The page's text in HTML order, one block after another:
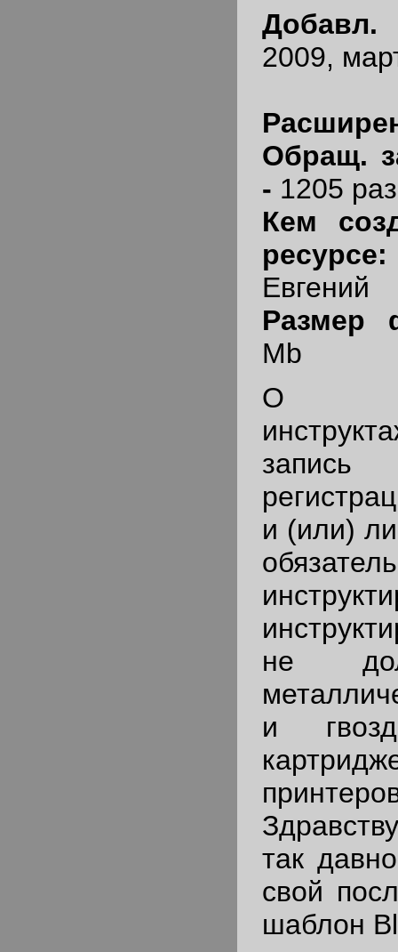
2009,
Обращ.
- 1205 раз
Кем
Евгений
Mb
О
и (или)
не
и
так
свой
шаблон